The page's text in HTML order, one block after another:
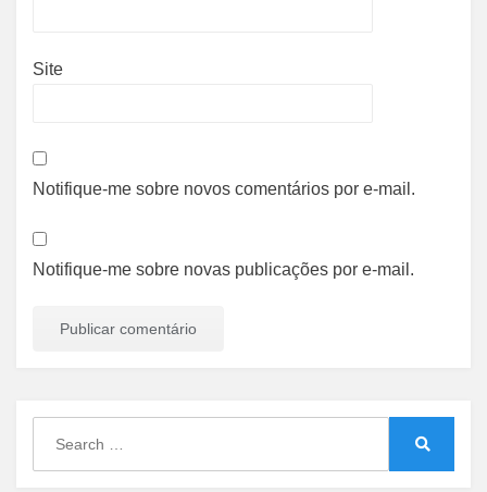
Site
Notifique-me sobre novos comentários por e-mail.
Notifique-me sobre novas publicações por e-mail.